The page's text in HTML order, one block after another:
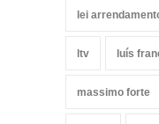
lei
ltv luís
massimo forte